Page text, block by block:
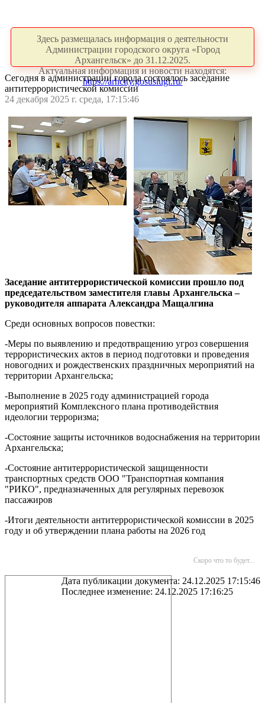
Здесь размещалась информация о деятельности
Администрации городского округа «Город
Архангельск» до 31.12.2025.
Актуальная информация и новости находятся:
https://arhcity.gosuslugi.ru/
Сегодня в администрации города состоялось заседание
антитеррористической комиссии
24 декабря 2025 г. среда, 17:15:46
Заседание антитеррористической комиссии прошло под
председательством заместителя главы Архангельска –
руководителя аппарата Александра Мащалгина
Среди основных вопросов повестки:
-Меры по выявлению и предотвращению угроз совершения
террористических актов в период подготовки и проведения
новогодних и рождественских праздничных мероприятий на
территории Архангельска;
-Выполнение в 2025 году администрацией города
мероприятий Комплексного плана противодействия
идеологии терроризма;
-Состояние защиты источников водоснабжения на территории
Архангельска;
-Состояние антитеррористической защищенности
транспортных средств ООО "Транспортная компания
"РИКО", предназначенных для регулярных перевозок
пассажиров
-Итоги деятельности антитеррористической комиссии в 2025
году и об утверждении плана работы на 2026 год
Скоро что то будет...
Дата публикации документа: 24.12.2025 17:15:46
Последнее изменение: 24.12.2025 17:16:25